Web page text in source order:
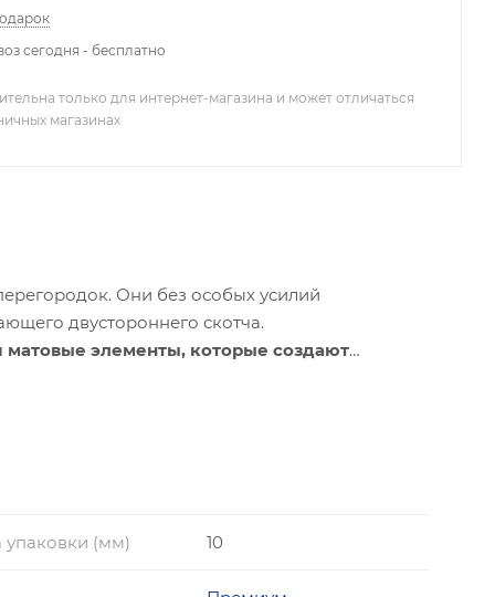
сегодня - бесплатно
только для интернет-магазина и может отличаться
магазинах
Они без особых усилий
двустороннего скотча.
матовые элементы, которые создают
упаковки (мм) 10